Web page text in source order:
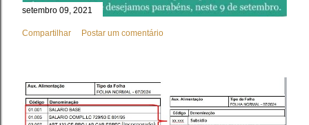
setembro 09, 2021
Compartilhar Postar um comentário